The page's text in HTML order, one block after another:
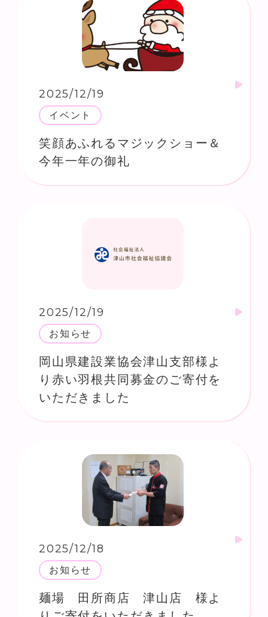
2025/12/19
イベント
笑顔あふれるマジックショー＆
今年一年の御礼
2025/12/19
お知らせ
岡山県建設業協会津山支部様よ
り赤い羽根共同募金のご寄付を
いただきました
2025/12/18
お知らせ
麺場 田所商店 津山店 様よ